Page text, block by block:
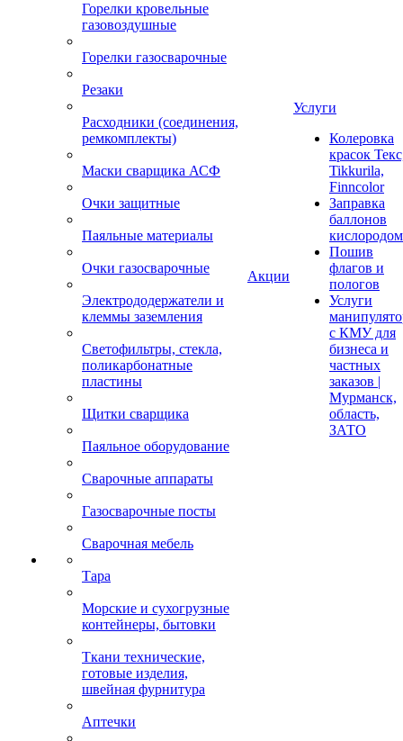
Горелки кровельные
газовоздушные
Горелки газосварочные
Резаки
Расходники (соединения,
ремкомплекты)
Маски сварщика АСФ
Очки защитные
Паяльные материалы
Очки газосварочные
Электрододержатели и
клеммы заземления
Светофильтры, стекла,
поликарбонатные
пластины
Щитки сварщика
Паяльное оборудование
Сварочные аппараты
Газосварочные посты
Сварочная мебель
Тара
Морские и сухогрузные
контейнеры, бытовки
Ткани технические,
готовые изделия,
швейная фурнитура
Аптечки
Акции
Услуги
Колеровка
красок
Tikkurila,
Finncolor
Заправка
баллонов
кислородом
Пошив
флагов и
пологов
Услуги
с КМУ для
бизнеса и
частных
заказов |
Мурманск,
область,
ЗАТО